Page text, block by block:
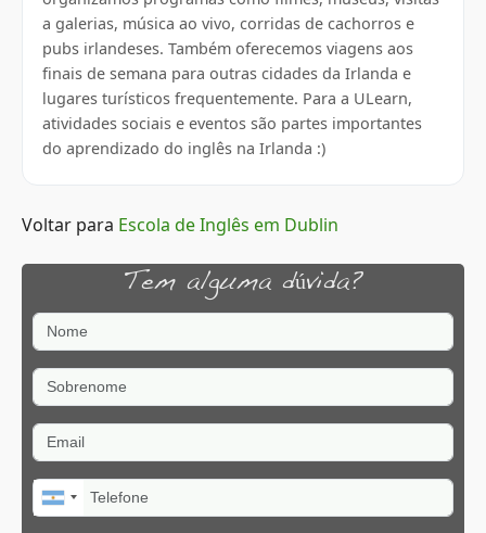
a galerias, música ao vivo, corridas de cachorros e
pubs irlandeses. Também oferecemos viagens aos
finais de semana para outras cidades da Irlanda e
lugares turísticos frequentemente. Para a ULearn,
atividades sociais e eventos são partes importantes
do aprendizado do inglês na Irlanda :)
Voltar para Escola de Inglês em Dublin
Tem alguma dúvida?
Nome
Sobrenome
Email
Telefone